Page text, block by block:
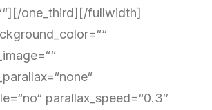
one_third][/fullwidth]
parallax_speed=“0.3″